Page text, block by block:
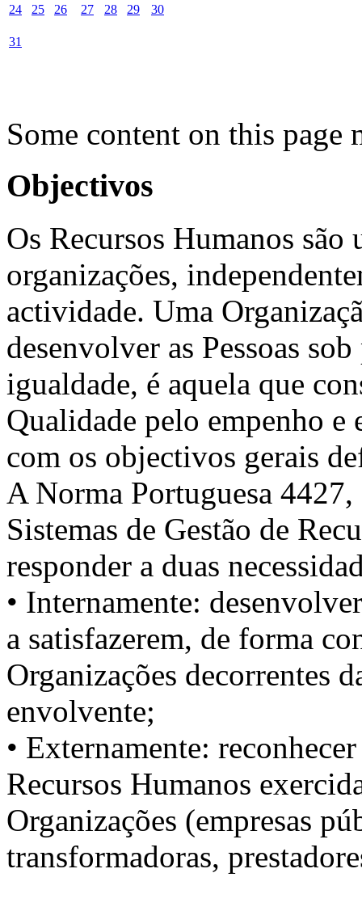
24 25 26 27 28 29 30
31
Some content on this page
Objectivos
Os Recursos Humanos
organizações,
actividade. Uma
desenvolver as Pessoas
igualdade, é aquela que
Qualidade pelo empenho
com os objectivos gerais
A Norma Portuguesa 4427,
Sistemas de Gestão de
responder a duas
• Internamente:
a satisfazerem, de forma
Organizações decorrentes
envolvente;
• Externamente:
Recursos Humanos
Organizações (empresas
transformadoras,